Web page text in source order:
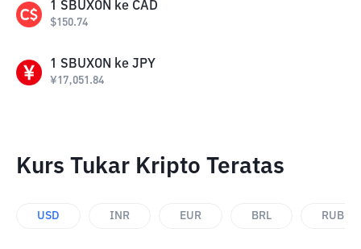
1 SBUXON ke CAD
$150.74
1 SBUXON ke JPY
¥17,051.84
Kurs Tukar Kripto Teratas
USD INR EUR BRL RUB